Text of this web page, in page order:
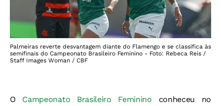
Palmeiras reverte desvantagem diante do Flamengo e se classifica às
semifinais do Campeonato Brasileiro Feminino - Foto: Rebeca Reis /
Staff Images Woman / CBF
O Campeonato Brasileiro Feminino conheceu no